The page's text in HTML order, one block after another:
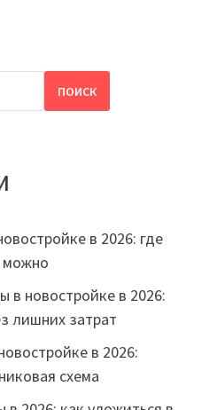
ПОИСК
в 2026: где
можно
в новостройке в 2026:
лишних затрат
в 2026:
схема